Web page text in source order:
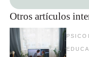
Otros artículos